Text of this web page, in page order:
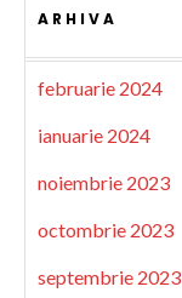
ARHIVA
februarie 2024
ianuarie 2024
noiembrie 2023
octombrie 2023
septembrie 2023